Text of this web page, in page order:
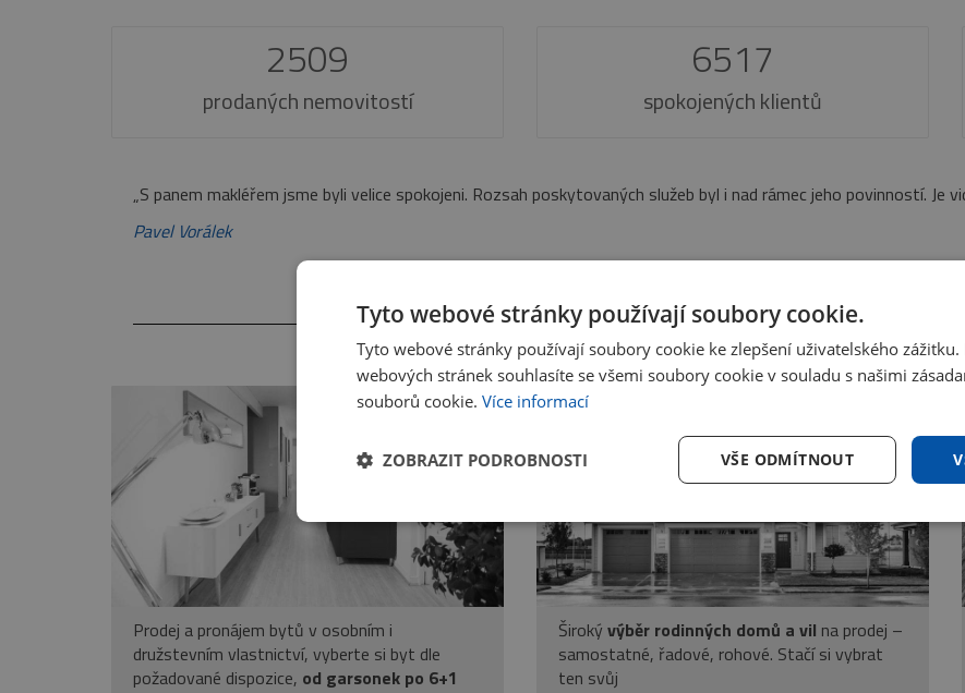
2509
prodaných nemovitostí
6517
spokojených klientů
i nad rámec jeho povinností. Je vidět, že ho práce baví a v ničem nezná překážek.
Makléřka byla profesionální. Poradila, vše
Nabídka nemovitostí
Prodej a pronájem bytů v osobním i
družstevním vlastnictví, vyberte si byt dle
požadované dispozice, od garsonek po 6+1
Široký výběr rodinných domů a vil na prodej –
samostatné, řadové, rohové. Stačí si vybrat
ten svůj
Tyto webové stránky používají soubory cookie.
Tyto webové stránky používají soubory cookie ke zlepšení uživatelského zážitku.
webových stránek souhlasíte se všemi soubory cookie v souladu s našimi
souborů cookie. Více informací
VŠE ODMÍTNOUT
ZOBRAZIT PODROBNOSTI